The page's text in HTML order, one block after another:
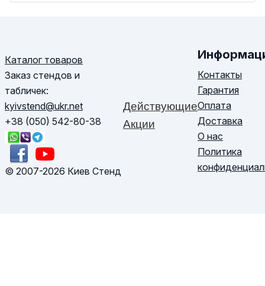
Каталог товаров
Заказ стендов и
табличек:
kyivstend@ukr.net
+38 (050) 542-80-38
© 2007-2026 Киев Стенд
Действующие
Акции
Контакты
Гарантия
Оплата
Доставка
О нас
Политика